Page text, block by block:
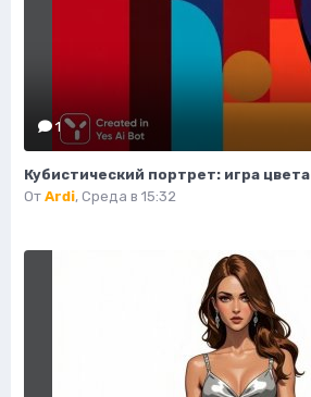
1
От Ardi, Среда в 15:32